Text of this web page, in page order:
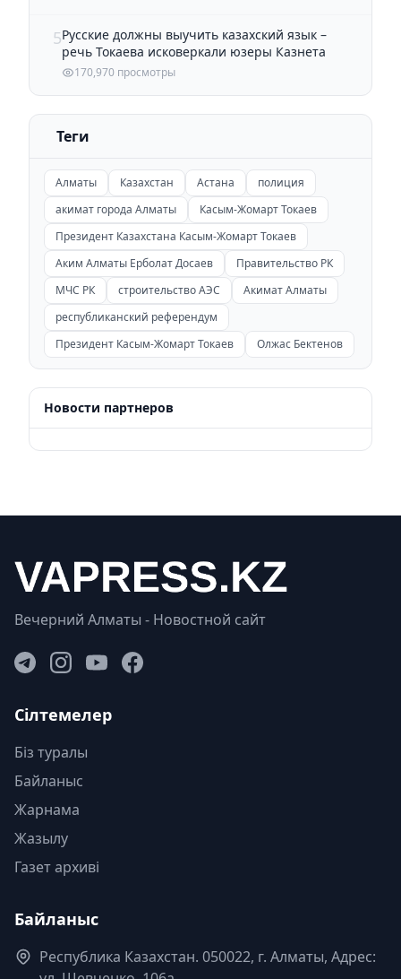
5Русские должны выучить казахский язык –
речь Токаева исковеркали юзеры Казнета
170,970 просмотры
Теги
Алматы Казахстан Астана
полиция
акимат города Алматы
Касым-Жомарт Токаев
Президент Казахстана Касым-Жомарт Токаев
Аким Алматы Ерболат Досаев
Правительство РК
МЧС РК
строительство АЭС
Акимат Алматы
республиканский референдум
Президент Касым-Жомарт Токаев
Олжас Бектенов
Новости партнеров
Вечерний Алматы - Новостной сайт
Сілтемелер
Біз туралы
Байланыс
Жарнама
Жазылу
Газет архиві
Байланыс
Республика Казахстан. 050022, г. Алматы, Адрес: